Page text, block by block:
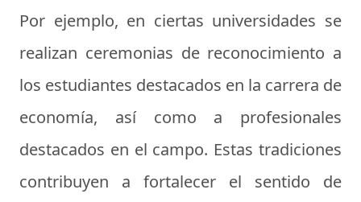
Por ejemplo, en ciertas universidades se
realizan ceremonias de reconocimiento a
los estudiantes destacados en la carrera de
economía, así como a profesionales
destacados en el campo. Estas tradiciones
contribuyen a fortalecer el sentido de